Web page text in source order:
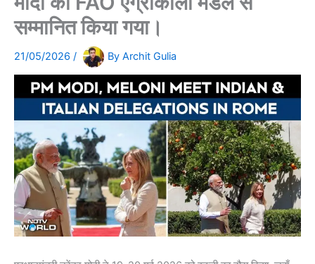
सम्मानित किया गया।
21/05/2026 / By Archit Gulia